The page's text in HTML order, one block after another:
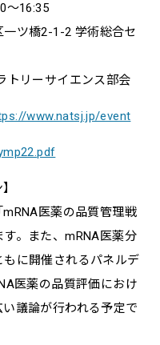
～16:35
ツ橋2-1-2 学術総合セ
トリーサイエンス部会
www.natsj.jp/event
医薬の品質管理戦
。また、mRNA医薬分
に開催されるパネルデ
医薬の品質評価におけ
議論が行われる予定で